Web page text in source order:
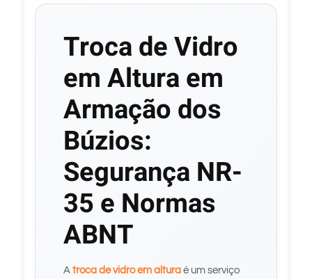
Troca de Vidro
em Altura em
Armação dos
Búzios:
Segurança NR-
35 e Normas
ABNT
A troca de vidro em altura é um serviço